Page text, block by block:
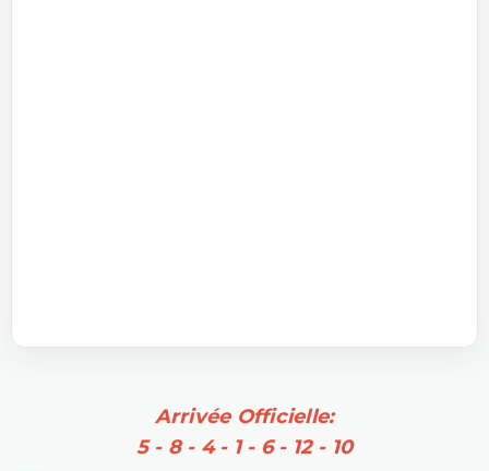
Arrivée Officielle:
5 - 8 - 4 - 1 - 6 - 12 - 10